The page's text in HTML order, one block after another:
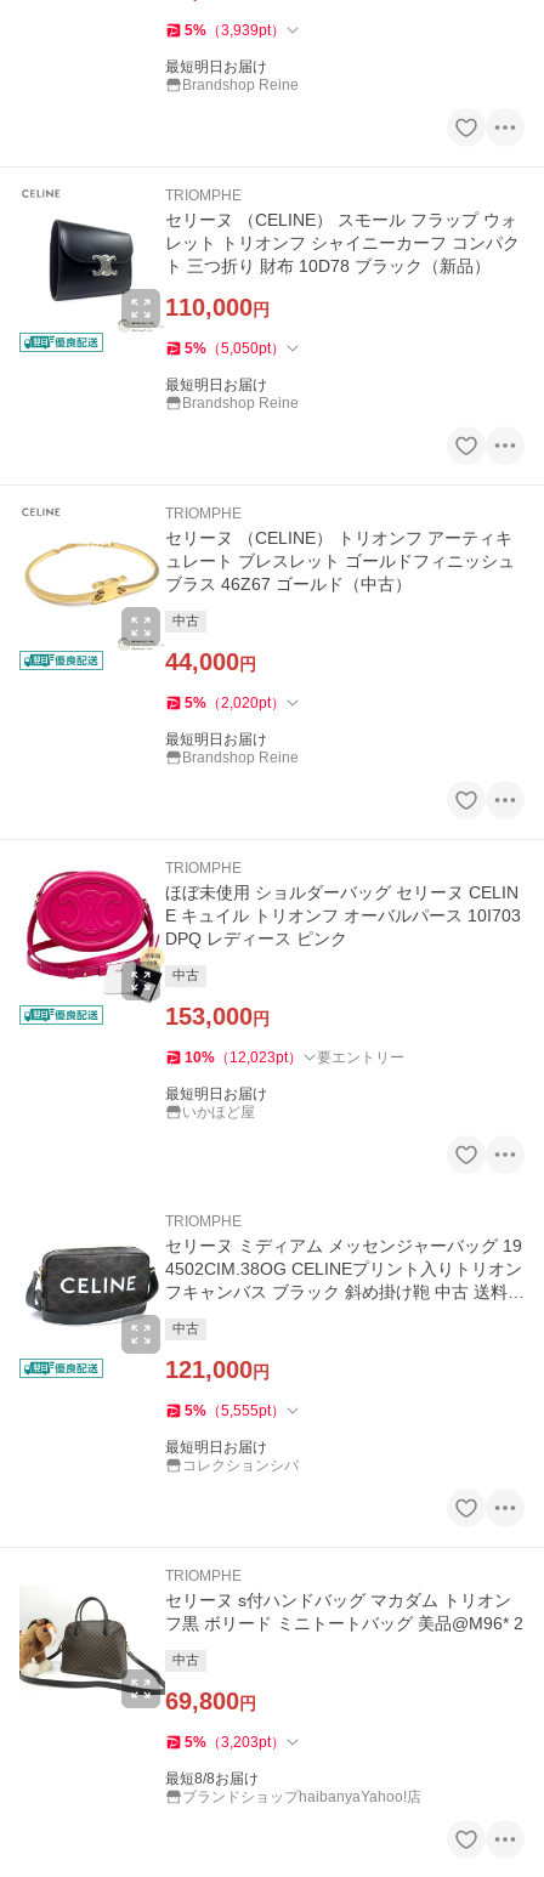
5% （3,939pt）
最短明日お届け
Brandshop Reine
TRIOMPHE
セリーヌ （CELINE） スモール フラップ ウォ
レット トリオンフ シャイニーカーフ コンパク
ト 三つ折り 財布 10D78 ブラック（新品）
110,000円
5% （5,050pt）
最短明日お届け
Brandshop Reine
TRIOMPHE
セリーヌ （CELINE） トリオンフ アーティキ
ュレート ブレスレット ゴールドフィニッシュ
ブラス 46Z67 ゴールド（中古）
中古
44,000円
5% （2,020pt）
最短明日お届け
Brandshop Reine
TRIOMPHE
ほぼ未使用 ショルダーバッグ セリーヌ CELIN
E キュイル トリオンフ オーバルパース 10I703
DPQ レディース ピンク
中古
153,000円
10% （ 12,023pt） 要エントリー
最短明日お届け
いかほど屋
TRIOMPHE
セリーヌ ミディアム メッセンジャーバッグ 19
4502CIM.38OG CELINEプリント入りトリオン
フキャンバス ブラック 斜め掛け鞄 中古 送料無
中古
121,000円
5% （5,555pt）
最短明日お届け
コレクションシバ
TRIOMPHE
セリーヌ s付ハンドバッグ マカダム トリオン
フ黒 ボリード ミニトートバッグ 美品@M96* 2
中古
69,800円
5% （3,203pt）
最短8/8お届け
ブランドショップhaibanyaYahoo!店